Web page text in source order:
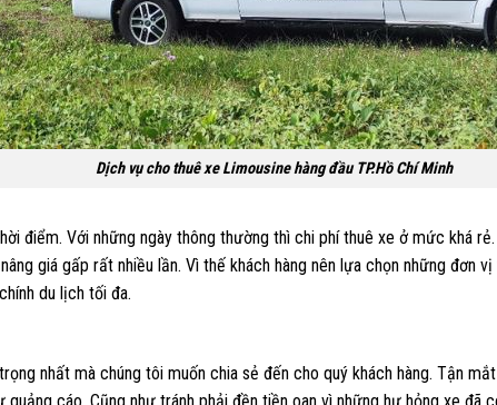
Dịch vụ cho thuê xe Limousine hàng đầu TP.Hồ Chí Minh
điểm. Với những ngày thông thường thì chi phí thuê xe ở mức khá
giá gấp rất nhiều lần. Vì thế khách hàng nên lựa chọn những đơn
du lịch tối đa.
nhất mà chúng tôi muốn chia sẻ đến cho quý khách hàng. Tận